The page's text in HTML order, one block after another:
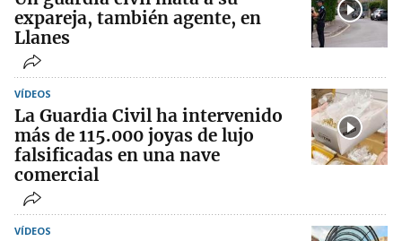
expareja, también agente, en
Llanes
VÍDEOS
La Guardia Civil ha intervenido
más de 115.000 joyas de lujo
falsificadas en una nave
comercial
VÍDEOS